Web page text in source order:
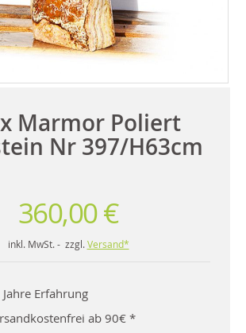
Marmor Poliert
Nr 397/H63cm
360,00 €
inkl. MwSt. - zzgl. Versand*
Jahre Erfahrung
ab 90€ *